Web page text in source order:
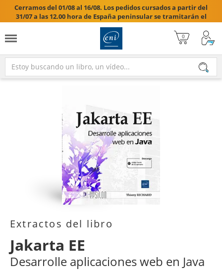
Cerramos del 01/08 al 16/08. Los pedidos cursados a partir del
31/07 a las 12.00 hora de España peninsular se tramitarán el
17/08/2026.

Extractos del libro
Jakarta EE
Desarrolle aplicaciones web en Java